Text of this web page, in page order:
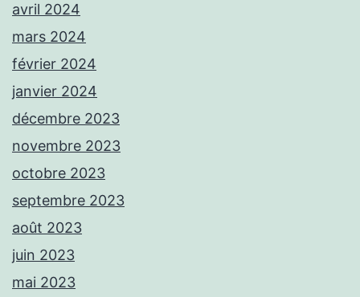
avril 2024
mars 2024
février 2024
janvier 2024
décembre 2023
novembre 2023
octobre 2023
septembre 2023
août 2023
juin 2023
mai 2023